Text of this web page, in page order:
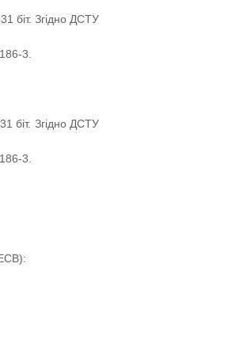
біт. Згідно ДСТУ
3.
біт. Згідно ДСТУ
3.